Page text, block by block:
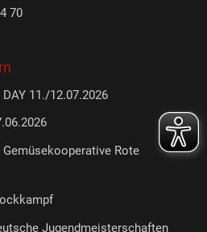
70
11./12.07.2026
Rote
Jugendmeisterschaften